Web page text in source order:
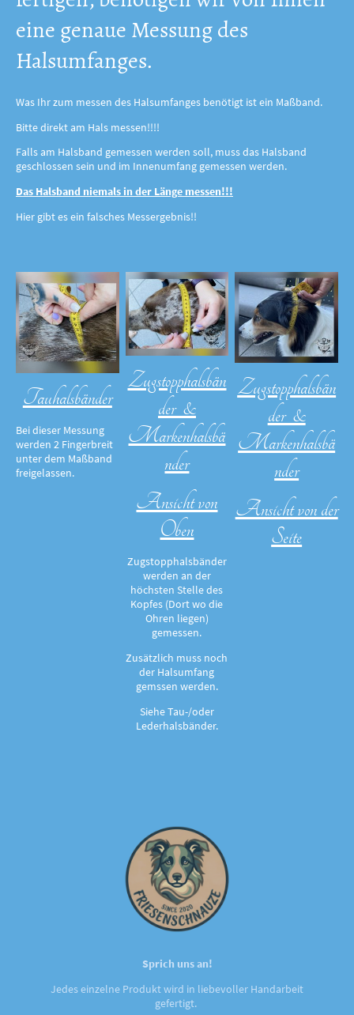
eine genaue Messung des
Halsumfanges.
Was Ihr zum messen des Halsumfanges benötigt ist ein Maßband.
Bitte direkt am Hals messen!!!!
Falls am Halsband gemessen werden soll, muss das Halsband
geschlossen sein und im Innenumfang gemessen werden.
Das Halsband niemals in der Länge messen!!!
Hier gibt es ein falsches Messergebnis!!
Tauhalsbänder
Bei dieser Messung
werden 2 Fingerbreit
unter dem Maßband
freigelassen.
Zugstopphalsbän
der &
Markenhalsbä
nder
Ansicht von
Oben
Zugstopphalsbänder
werden an der
höchsten Stelle des
Kopfes (Dort wo die
Ohren liegen)
gemessen.
Zusätzlich muss noch
der Halsumfang
gemssen werden.
Siehe Tau-/oder
Lederhalsbänder.
Zugstopphalsbän
der &
Markenhalsbä
nder
Ansicht von der
Seite
Sprich uns an!
Jedes einzelne Produkt wird in liebevoller Handarbeit
gefertigt.